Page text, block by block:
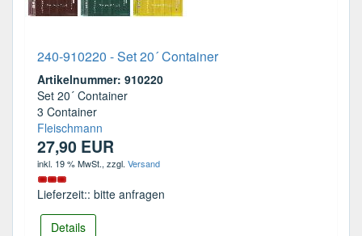
240-910220 - Set 20´ Container
Artikelnummer: 910220
Set 20´ Container
3 Container
Fleischmann
27,90 EUR
inkl. 19 % MwSt., zzgl. Versand
Lieferzeit:: bitte anfragen
Details